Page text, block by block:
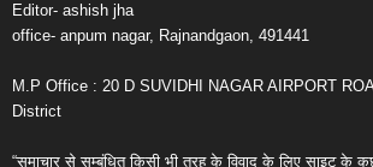
Editor- ashish jha
office- anpum nagar, Rajnandgaon, 491441
M.P Office : 20 D SUVIDHI NAGAR AIRPORT
District
“समाचार से सम्बंधित किसी भी तरह के विवाद के लिए साइट के